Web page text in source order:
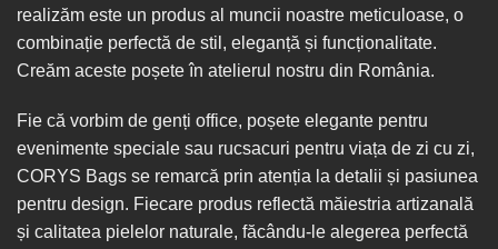
realizăm este un produs al muncii noastre meticuloase, o
combinație perfectă de stil, eleganță și funcționalitate.
Creăm aceste poșete în atelierul nostru din România.
Fie că vorbim de genți office, poșete elegante pentru
evenimente speciale sau rucsacuri pentru viața de zi cu zi,
CORYS Bags se remarcă prin atenția la detalii și pasiunea
pentru design. Fiecare produs reflectă măiestria artizanală
și calitatea pielelor naturale, făcându-le alegerea perfectă